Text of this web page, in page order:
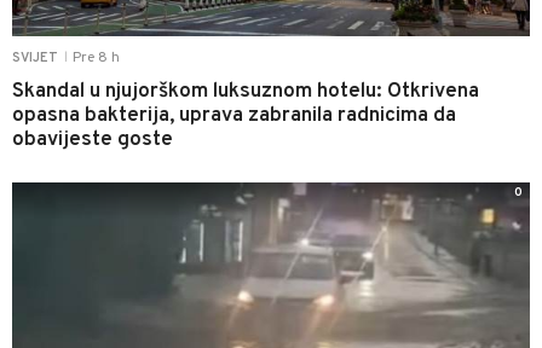
SVIJET Pre 8 h
Skandal u njujorškom luksuznom hotelu: Otkrivena
opasna bakterija, uprava zabranila radnicima da
obavijeste goste
0